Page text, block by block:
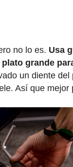
no lo es. Usa
plato grande
un diente del
Así que mejor